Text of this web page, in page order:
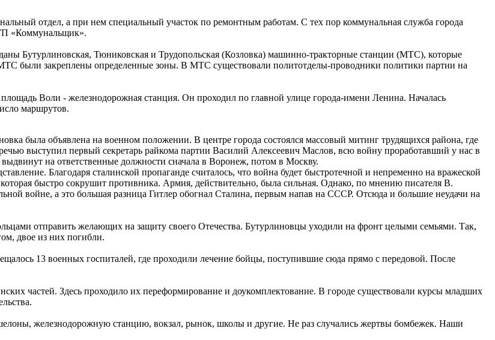
отдел, а при нем специальный участок по ремонтным работам. С тех пор коммунальная служба города
«Коммунальщик».
Бутурлиновская, Тюниковская и Трудопольская (Козловка) машинно-тракторные станции (МТС), которые
были закреплены определенные зоны. В МТС существовали политотделы-проводники политики партии на
Воли - железнодорожная станция. Он проходил по главной улице города-имени Ленина. Началась
маршрутов.
была объявлена на военном положении. В центре города состоялся массовый митинг трудящихся района, где
выступил первый секретарь райкома партии Василий Алексеевич Маслов, всю войну проработавший у нас в
на ответственные должности сначала в Воронеж, потом в Москву.
Благодаря сталинской пропаганде считалось, что война будет быстротечной и непременно на вражеской
быстро сокрушит противника. Армия, действительно, была сильная. Однако, по мнению писателя В.
войне, а это большая разница Гитлер обогнал Сталина, первым напав на СССР. Отсюда и большие неудачи на
отправить желающих на защиту своего Отечества. Бутурлиновцы уходили на фронт целыми семьями. Так,
двое из них погибли.
13 военных госпиталей, где проходили лечение бойцы, поступившие сюда прямо с передовой. После
частей. Здесь проходило их переформирование и доукомплектование. В городе существовали курсы младших
железнодорожную станцию, вокзал, рынок, школы и другие. Не раз случались жертвы бомбежек. Наши